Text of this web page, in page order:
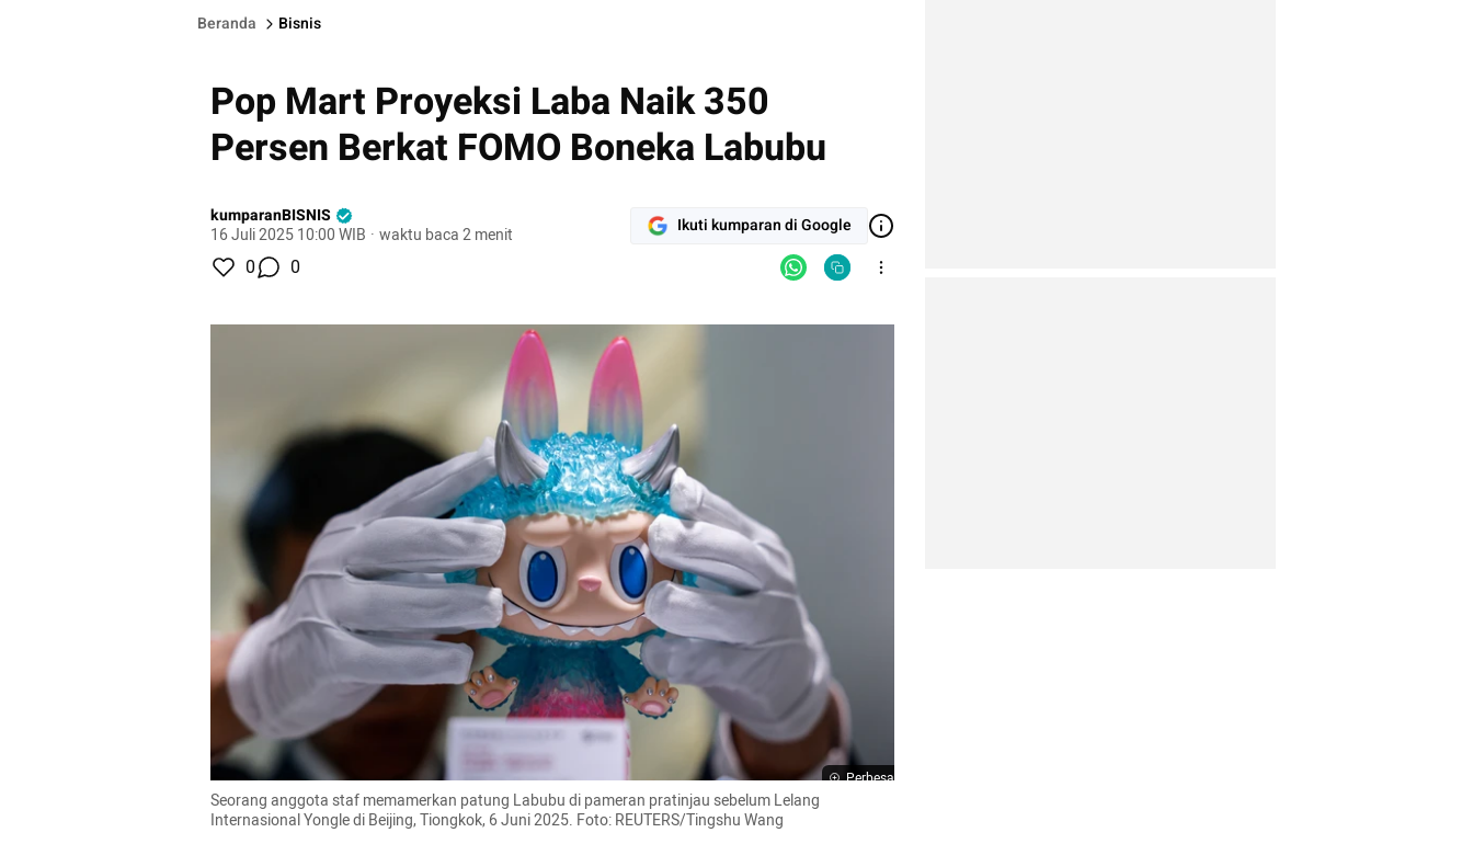
Beranda Bisnis
Pop Mart Proyeksi Laba Naik 350
Persen Berkat FOMO Boneka Labubu
kumparanBISNIS
16 Juli 2025 10:00 WIB · waktu baca 2 menit Ikuti kumparan di Google
0 0
Perbesar
Seorang anggota staf memamerkan patung Labubu di pameran pratinjau sebelum Lelang
Internasional Yongle di Beijing, Tiongkok, 6 Juni 2025. Foto: REUTERS/Tingshu Wang